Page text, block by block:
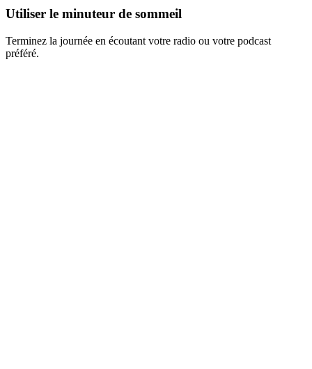
Utiliser le minuteur de sommeil
Terminez la journée en écoutant votre radio ou votre podcast
préféré.